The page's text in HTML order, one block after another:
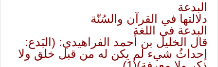
البدعة
دلالتها في القرآن والسُنّة
البدعة في اللغة
قال الخليل بن أحمد الفراهيدي: (البَدع:
إحداثُ شيء لم يكن له من قبل خلق ولا